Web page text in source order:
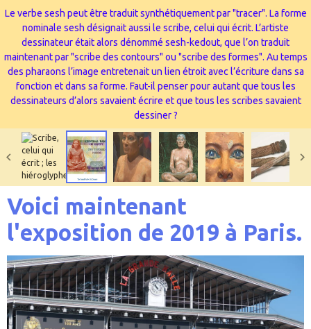
Le verbe sesh peut être traduit synthétiquement par "tracer". La forme
nominale sesh désignait aussi le scribe, celui qui écrit. L’artiste
dessinateur était alors dénommé sesh-kedout, que l’on traduit
maintenant par "scribe des contours" ou "scribe des formes". Au temps
des pharaons l’image entretenait un lien étroit avec l’écriture dans sa
fonction et dans sa forme. Faut-il penser pour autant que tous les
dessinateurs d’alors savaient écrire et que tous les scribes savaient
dessiner ?
Voici maintenant
l'exposition de 2019 à Paris.